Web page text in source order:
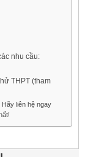
nhu cầu:
THPT (tham
liên hệ ngay